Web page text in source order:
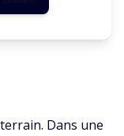
Dans une